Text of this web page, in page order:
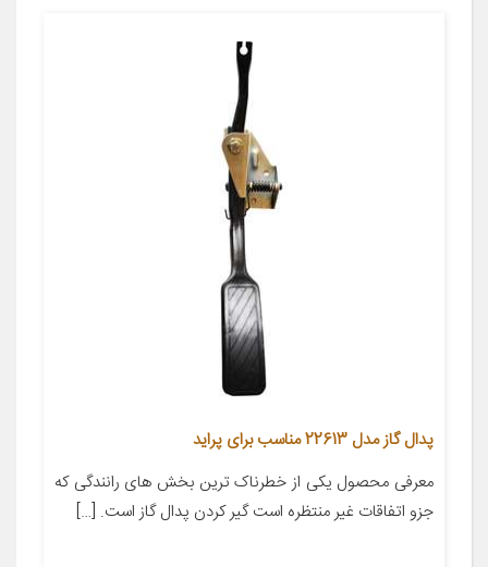
پدال گاز مدل 22613 مناسب برای پراید
معرفی محصول یکی از خطرناک ترین بخش های رانندگی که
جزو اتفاقات غیر منتظره است گیر کردن پدال گاز است. […]